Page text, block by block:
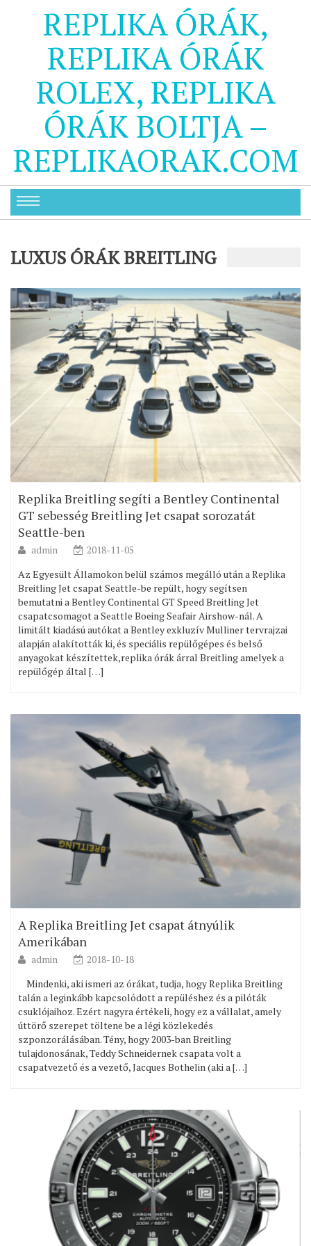
REPLIKA ÓRÁK,
REPLIKA ÓRÁK
ROLEX, REPLIKA
ÓRÁK BOLTJA –
REPLIKAORAK.COM
LUXUS ÓRÁK BREITLING
Replika Breitling segíti a Bentley Continental
GT sebesség Breitling Jet csapat sorozatát
Seattle-ben
admin
2018-11-05
Az Egyesült Államokon belül számos megálló után a Replika
Breitling Jet csapat Seattle-be repült, hogy segítsen
bemutatni a Bentley Continental GT Speed Breitling Jet
csapatcsomagot a Seattle Boeing Seafair Airshow-nál. A
limitált kiadású autókat a Bentley exkluzív Mulliner tervrajzai
alapján alakították ki, és speciális repülőgépes és belső
anyagokat készítettek,replika órák árral Breitling amelyek a
repülőgép által […]
A Replika Breitling Jet csapat átnyúlik
Amerikában
admin
2018-10-18
Mindenki, aki ismeri az órákat, tudja, hogy Replika Breitling
talán a leginkább kapcsolódott a repüléshez és a pilóták
csuklójaihoz. Ezért nagyra értékeli, hogy ez a vállalat, amely
úttörő szerepet töltene be a légi közlekedés
szponzorálásában. Tény, hogy 2003-ban Breitling
tulajdonosának, Teddy Schneidernek csapata volt a
csapatvezető és a vezető, Jacques Bothelin (aki a […]